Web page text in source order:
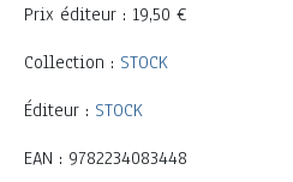
Prix éditeur : 19,50 €
Collection : STOCK
Éditeur : STOCK
EAN : 9782234083448